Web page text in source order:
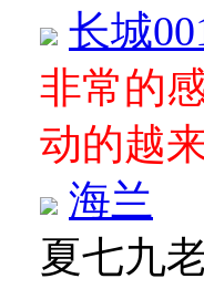
长城
非常的
动的越
海兰
夏七九